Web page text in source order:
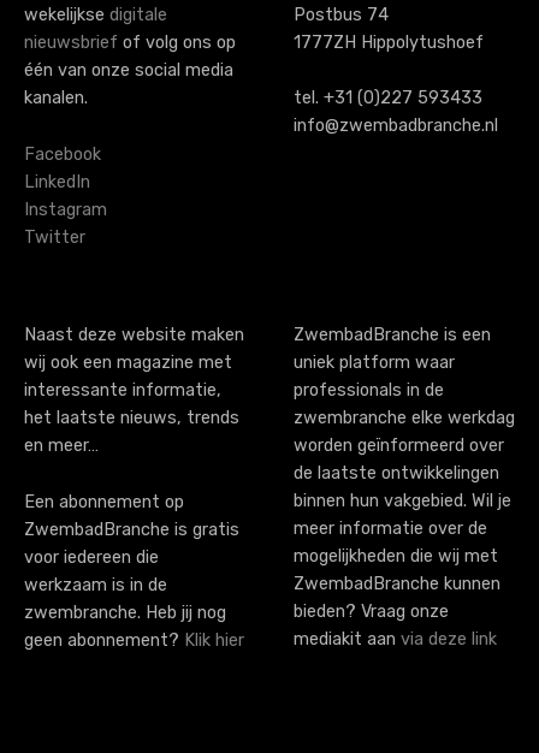
i
g
a
t
i
o
wekelijkse digitale
nieuwsbrief of volg ons op
één van onze social media
kanalen.
Facebook
LinkedIn
Instagram
Twitter
Postbus 74
1777ZH Hippolytushoef
tel. +31 (0)227 593433
info@zwembadbranche.nl
Naast deze website maken
wij ook een magazine met
interessante informatie,
het laatste nieuws, trends
en meer…
Een abonnement op
ZwembadBranche is gratis
voor iedereen die
werkzaam is in de
zwembranche. Heb jij nog
geen abonnement? Klik hier
ZwembadBranche is een
uniek platform waar
professionals in de
zwembranche elke werkdag
worden geïnformeerd over
de laatste ontwikkelingen
binnen hun vakgebied. Wil je
meer informatie over de
mogelijkheden die wij met
ZwembadBranche kunnen
bieden? Vraag onze
mediakit aan via deze link